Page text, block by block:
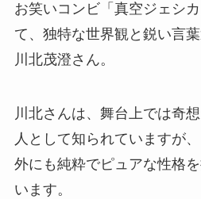
お笑いコンビ「真空ジェシ
て、独特な世界観と鋭い言
川北茂澄さん。
川北さんは、舞台上では奇
人として知られていますが
外にも純粋でピュアな性格
います。